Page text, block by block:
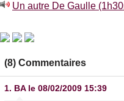
Un autre De Gaulle
(8) Commentaires
1. BA le 08/02/2009 15:39